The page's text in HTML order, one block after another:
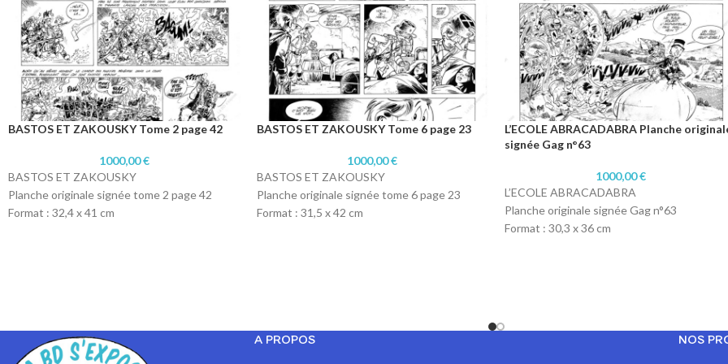
BASTOS ET ZAKOUSKY Tome 2 page 42
1000,00€
BASTOS ET ZAKOUSKY
Planche originale signée tome 2 page 42
Format : 32,4 x 41 cm
BASTOS ET ZAKOUSKY Tome 6 page 23
1000,00€
BASTOS ET ZAKOUSKY
Planche originale signée tome 6 page 23
Format : 31,5 x 42 cm
L’ECOLE ABRACADABRA Planche
signée Gag n°63
1000,00€
L’ECOLE ABRACADABRA
Planche originale signée Gag n°63
Format : 30,3 x 36 cm
A PROPOS NOS